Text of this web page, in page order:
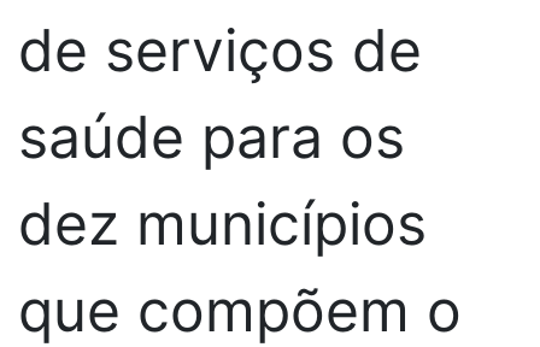
de serviços de
saúde para os
dez municípios
que compõem o